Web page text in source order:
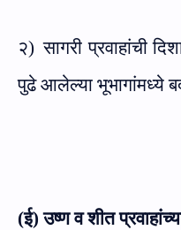
२) सागरी प्रवाहांची
पुढे आलेल्या भूभागांमध्ये
(ई) उष्ण व शीत